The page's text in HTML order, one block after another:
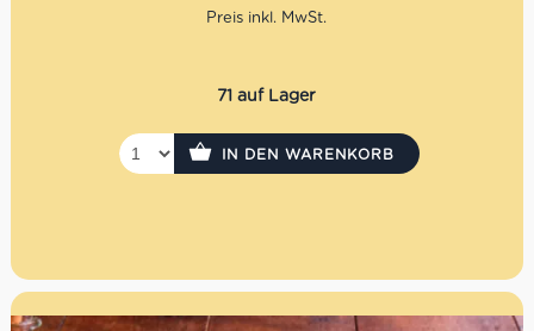
71 auf Lager
IN DEN WARENKORB